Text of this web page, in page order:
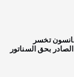
تخسر
بحق السناتور